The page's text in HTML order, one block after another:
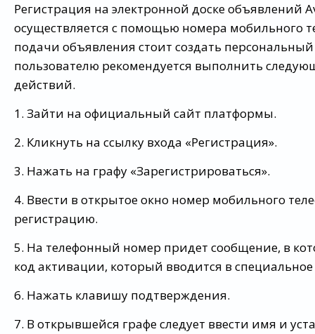
Регистрация на электронной доске объявлений
осуществляется с помощью номера мобильного
подачи объявления стоит создать персональный
пользователю рекомендуется выполнить
действий.
1. Зайти на официальный сайт платформы.
2. Кликнуть на ссылку входа «Регистрация».
3. Нажать на графу «Зарегистрироваться».
4. Ввести в открытое окно номер мобильного
регистрацию.
5. На телефонный номер придет сообщение, в
код активации, который вводится в специальное
6. Нажать клавишу подтверждения.
7. В открывшейся графе следует ввести имя и